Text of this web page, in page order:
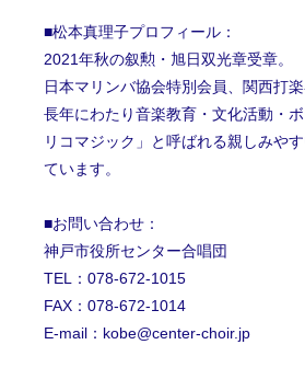
■松本真理子プロフィール：
2021年秋の叙勲・旭日双光章受章。
日本マリンバ協会特別会員、関西打楽
長年にわたり音楽教育・文化活動・
リコマジック」と呼ばれる親しみや
ています。
■お問い合わせ：
神戸市役所センター合唱団
TEL：078-672-1015
FAX：078-672-1014
E-mail： kobe@center-choir.jp